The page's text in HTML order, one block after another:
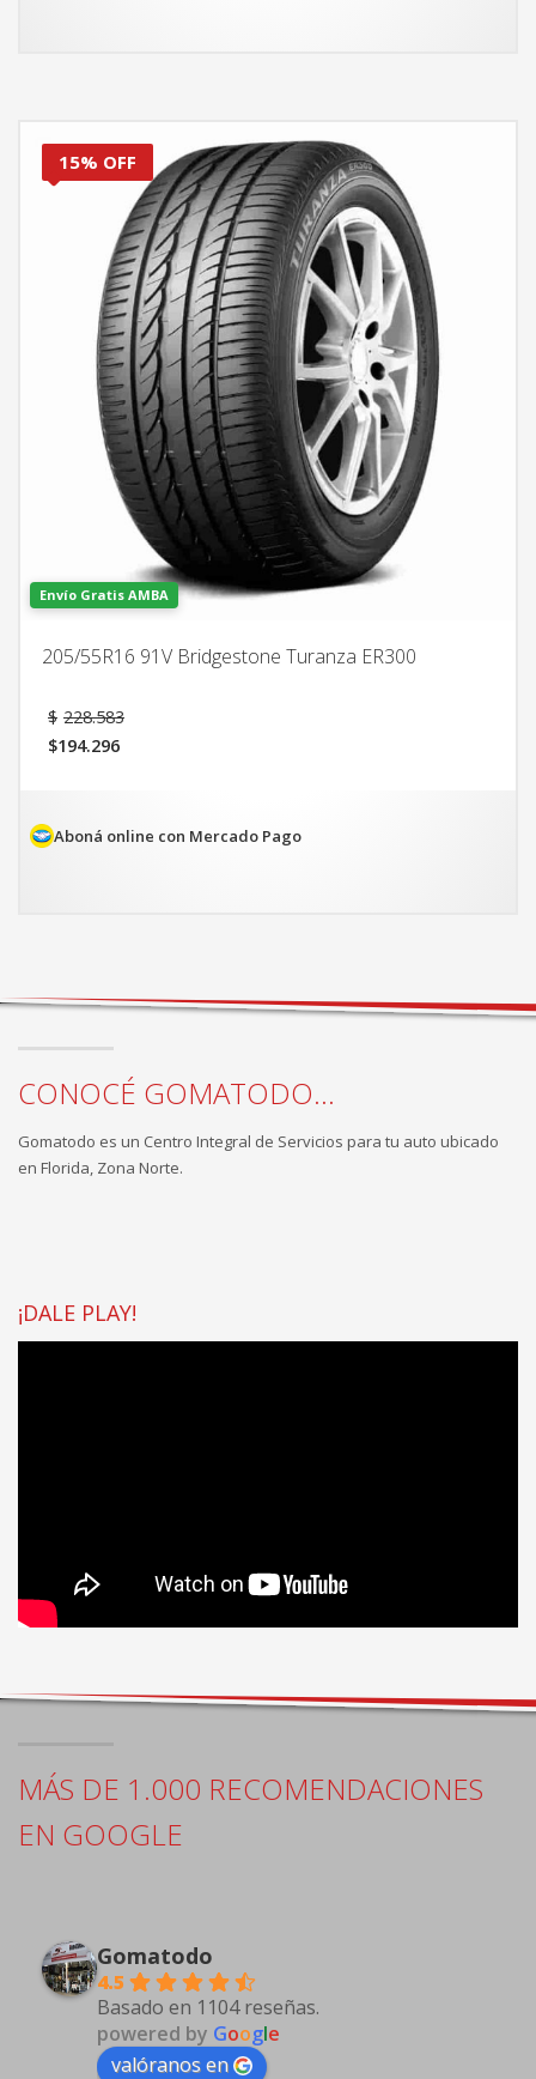
15% OFF
Envío Gratis AMBA
205/55R16 91V Bridgestone Turanza ER300
$ 228.583
$194.296
es:
$194.296.
Aboná online con Mercado Pago
CONOCÉ GOMATODO...
Gomatodo es un Centro Integral de Servicios para tu auto ubicado
en Florida, Zona Norte.
¡DALE PLAY!
MÁS DE 1.000 RECOMENDACIONES
EN GOOGLE
Gomatodo
4.5
Basado en 1104 reseñas.
powered by Google
valóranos en